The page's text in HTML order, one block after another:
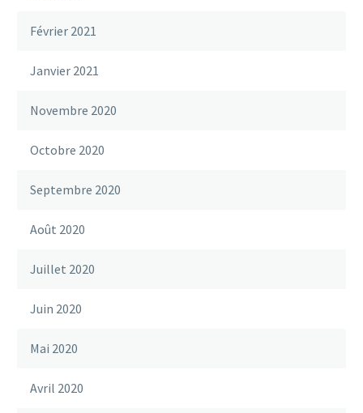
Février 2021
Janvier 2021
Novembre 2020
Octobre 2020
Septembre 2020
Août 2020
Juillet 2020
Juin 2020
Mai 2020
Avril 2020